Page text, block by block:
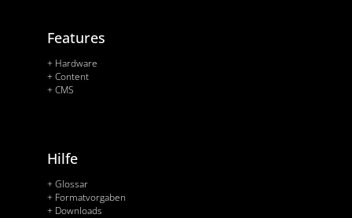
Features
+ Hardware
+ Content
+ CMS
Hilfe
+ Glossar
+ Formatvorgaben
+ Downloads